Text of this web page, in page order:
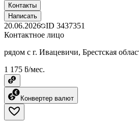
Контакты
Написать
20.06.2026 ID 3437351
Контактное лицо
рядом с г. Ивацевичи, Брестская
1 175 ƃ/мес.
Конвертер валют